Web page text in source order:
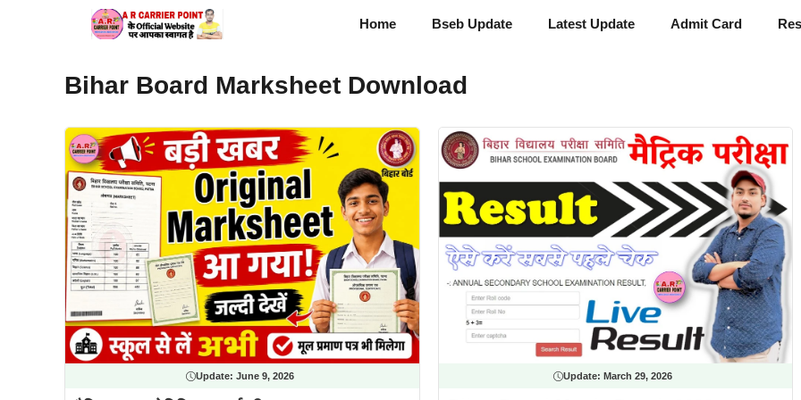
Home Bseb Update Latest Update Admit Card
Bihar Board Marksheet Download
Update: June 9, 2026 Update:March 29, 2026